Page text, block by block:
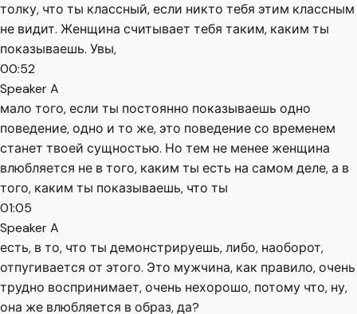
толку, что ты классный, если никто тебя этим классным
не видит. Женщина считывает тебя таким, каким ты
показываешь. Увы,
00:52
Speaker A
мало того, если ты постоянно показываешь одно
поведение, одно и то же, это поведение со временем
станет твоей сущностью. Но тем не менее женщина
влюбляется не в того, каким ты есть на самом деле, а в
того, каким ты показываешь, что ты
01:05
Speaker A
есть, в то, что ты демонстрируешь, либо, наоборот,
отпугивается от этого. Это мужчина, как правило, очень
трудно воспринимает, очень нехорошо, потому что, ну,
она же влюбляется в образ, да?